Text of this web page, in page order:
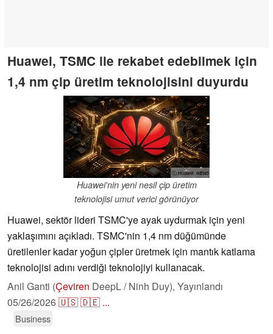
Huawei, TSMC ile rekabet edebilmek için
1,4 nm çip üretim teknolojisini duyurdu
ⓘ Huawei, edited
Huawei'nin yeni nesil çip üretim
teknolojisi umut verici görünüyor
Huawei, sektör lideri TSMC'ye ayak uydurmak için yeni
yaklaşımını açıkladı. TSMC'nin 1,4 nm düğümünde
üretilenler kadar yoğun çipler üretmek için mantık katlama
teknolojisi adını verdiği teknolojiyi kullanacak.
Anil Ganti (Çeviren DeepL / Ninh Duy), Yayınlandı
05/26/2026🇺🇸🇩🇪 ...
Business